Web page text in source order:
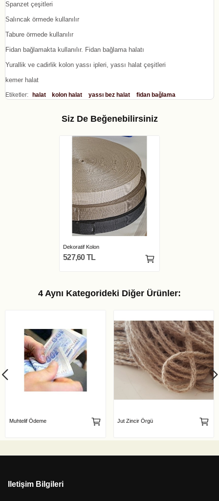
Spanzet çeşitleri
Salıncak örmede kullanılır
Tabure örmede kullanılır
Fidan bağlamakta kullanılır. Fidan bağlama halatı
Yurallik ve cadirlik kolon yassı ipleri, yassı halat çeşitleri
kemer halat
Etiketler: halat kolon halat yassı bez halat fidan bağlama
Siz De Beğenebilirsiniz
Dekoratif Kolon
527,60 TL
4 Aynı Kategorideki Diğer Ürünler:
Muhtelif Ödeme Jut Zincir Örgü
Iletişim Bilgileri